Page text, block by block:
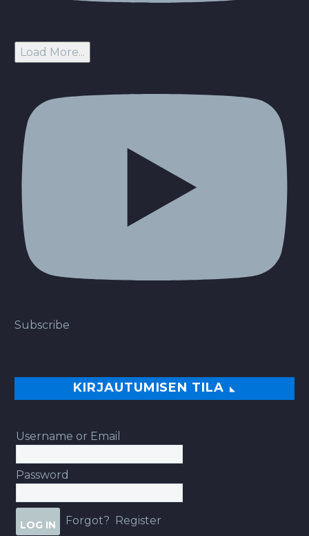
Load More...
Subscribe
KIRJAUTUMISEN TILA
Username or Email
Password
Forgot? Register